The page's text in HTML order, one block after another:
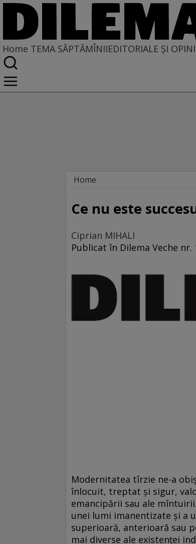
Home TEMA SĂPTĂMÎNIIEDITORIALE ȘI
Home
Ce nu este
Ciprian MIHALI
Publicat în Dilema Veche nr.
Modernitatea tîrzie ne-a
înlocuit, treptat şi sigur,
emancipării sau ale
unei lumi imanentizate şi a
superioară, anterioară sau
mai diverse ale existenţei